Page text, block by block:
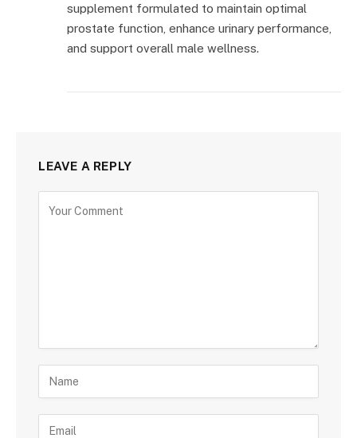
supplement formulated to maintain optimal
prostate function, enhance urinary performance,
and support overall male wellness.
LEAVE A REPLY